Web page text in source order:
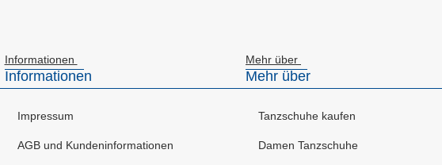
Informationen
Informationen
Impressum
AGB und Kundeninformationen
Mehr über
Mehr über
Tanzschuhe kaufen
Damen Tanzschuhe